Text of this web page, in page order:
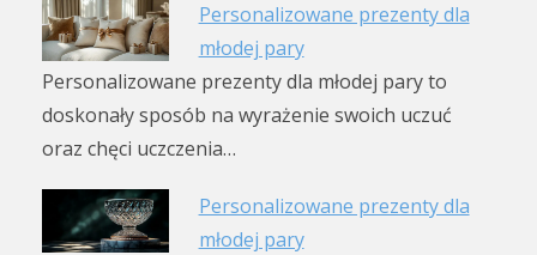
Personalizowane prezenty dla
młodej pary
Personalizowane prezenty dla młodej pary to
doskonały sposób na wyrażenie swoich uczuć
oraz chęci uczczenia…
Personalizowane prezenty dla
młodej pary